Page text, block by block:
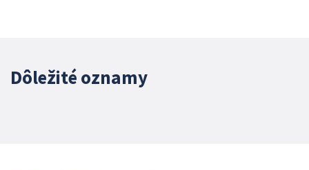
Dôležité oznamy